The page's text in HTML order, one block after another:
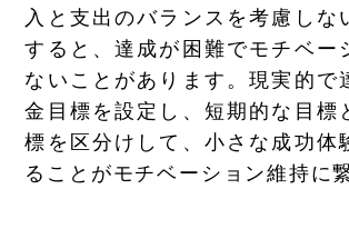
入と支出のバランスを考慮しな
すると、達成が困難でモチベー
ないことがあります。現実的で
金目標を設定し、短期的な目標
標を区分けして、小さな成功体
ることがモチベーション維持に